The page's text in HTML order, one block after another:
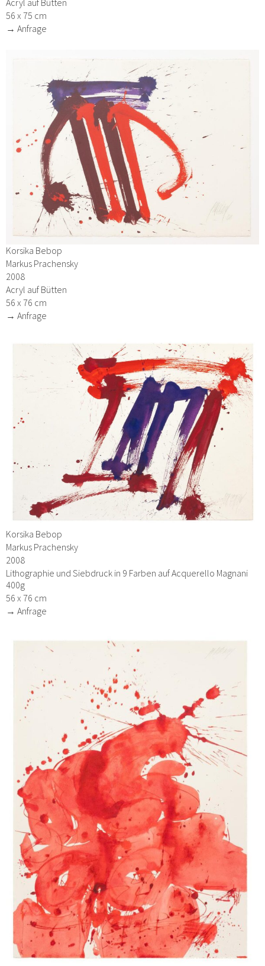
Acryl auf Bütten
56 x 75 cm
→ Anfrage
Korsika Bebop
Markus Prachensky
2008
Acryl auf Bütten
56 x 76 cm
→ Anfrage
Korsika Bebop
Markus Prachensky
2008
Lithographie und Siebdruck in 9 Farben auf Acquerello Magnani
400g
56 x 76 cm
→ Anfrage